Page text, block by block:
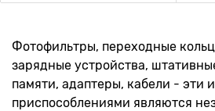
Фотофильтры, переходные
зарядные устройства,
памяти, адаптеры, кабели - эти
приспособлениями являются